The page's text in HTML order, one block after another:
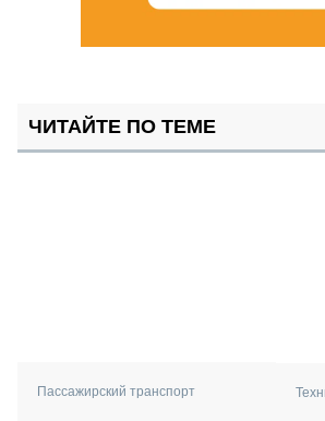
ЧИТАЙТЕ ПО ТЕМЕ
Пассажирский транспорт